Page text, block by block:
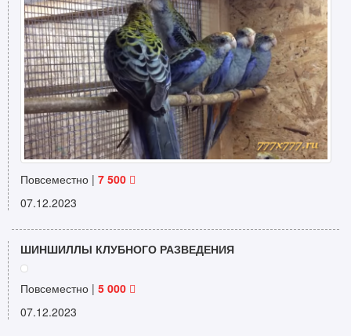
Повсеместно | 7 500
07.12.2023
ШИНШИЛЛЫ КЛУБНОГО РАЗВЕДЕНИЯ
Повсеместно | 5 000
07.12.2023